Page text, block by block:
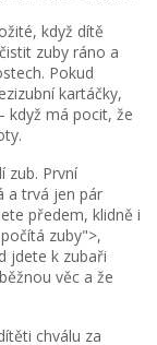
když dítě
zuby ráno a
Pokud
kartáčky,
když má pocit, že
zub. První
a trvá jen pár
předem, klidně i
zuby">,
jdete k zubaři
věc a že
chválu za